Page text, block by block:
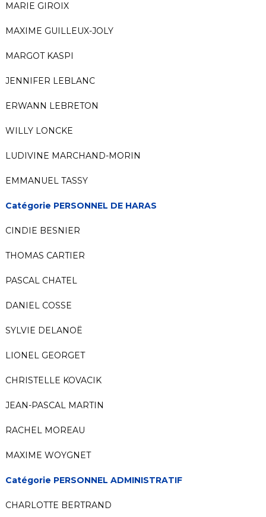
MARIE GIROIX
MAXIME GUILLEUX-JOLY
MARGOT KASPI
JENNIFER LEBLANC
ERWANN LEBRETON
WILLY LONCKE
LUDIVINE MARCHAND-MORIN
EMMANUEL TASSY
Catégorie PERSONNEL DE HARAS
CINDIE BESNIER
THOMAS CARTIER
PASCAL CHATEL
DANIEL COSSE
SYLVIE DELANOË
LIONEL GEORGET
CHRISTELLE KOVACIK
JEAN-PASCAL MARTIN
RACHEL MOREAU
MAXIME WOYGNET
Catégorie PERSONNEL ADMINISTRATIF
CHARLOTTE BERTRAND